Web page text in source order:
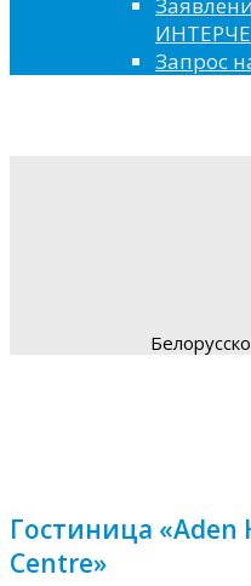
Запрос
Гостиница «Aden
Centre»